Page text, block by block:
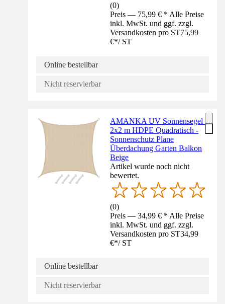
(0)
Preis — 75,99 € * Alle Preise
inkl. MwSt. und ggf. zzgl.
Versandkosten pro ST75,99
€*/ ST
Online bestellbar
Nicht reservierbar
AMANKA UV Sonnensegel -
2x2 m HDPE Quadratisch -
Sonnenschutz Plane
Überdachung Garten Balkon
Beige
Artikel wurde noch nicht
bewertet.
(0)
Preis — 34,99 € * Alle Preise
inkl. MwSt. und ggf. zzgl.
Versandkosten pro ST34,99
€*/ ST
Online bestellbar
Nicht reservierbar